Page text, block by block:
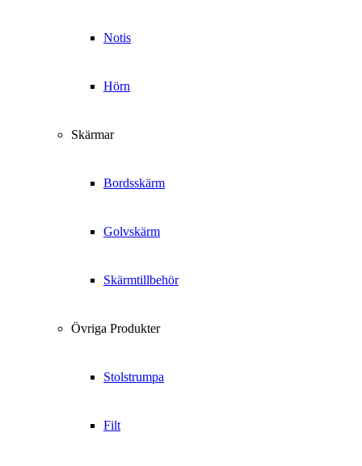
Notis
Hörn
Skärmar
Bordsskärm
Golvskärm
Skärmtillbehör
Övriga Produkter
Stolstrumpa
Filt